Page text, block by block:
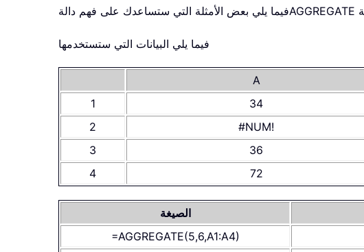
فيما يلي بعض الأمثلة التي ستساعدك على فهم دالةAGGREGATE
فيما يلي البيانات التي ستستخدمها
A
1
34
2
#NUM!
3
36
4
72
الصيغة
=AGGREGATE(5,6,A1:A4)